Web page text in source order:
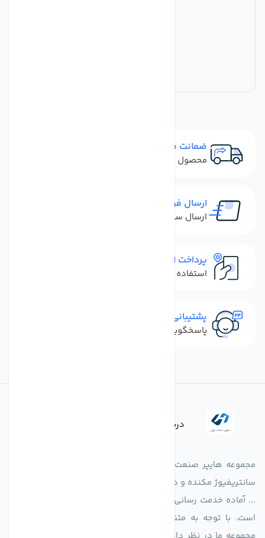
ضمانت مرجوعی
محصول نباید آسیب دیده باشد
ارسال فوری
ارسال سفارش در کمترین زمان ممکن
پرداخت امن
استفاده از روش‌های پرداخت امن
پشتیبانی سریع
پاسخگویی سریع به تماس‌ها و پیام‌ها
درباره فروشگاه
مجموعه هایپر صنعت ایران در امر تولید و واردات انواع فن های
سانتریفیوژ مکنده و دمنده آکسیال، سقفی، بین کانالی، مرغداری و
... آماده خدمت رسانی به شرکت های تولیدی، صنعتی و ساختمانی
است. با توجه به متنوع بودن فن های تولیدی کمپانی اروپایی